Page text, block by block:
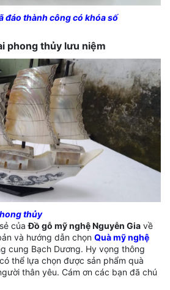
đáo thành công có khóa số
phong thủy lưu niệm
thủy
củaĐồ gỗ mỹ nghệ Nguyễn Gia về
và hướng dẫn chọn Quà mỹ nghệ
cung Bạch Dương. Hy vọng thông
thể lựa chọn được sản phẩm quà
thân yêu. Cám ơn các bạn đã chú